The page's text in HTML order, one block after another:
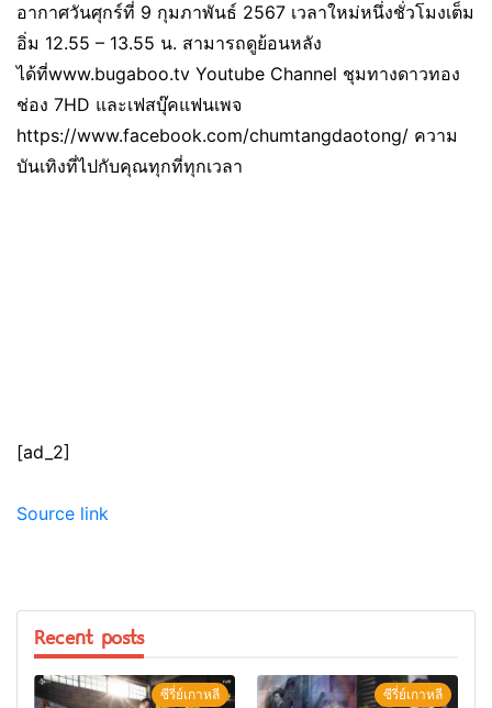
อากาศวันศุกร์ที่ 9 กุมภาพันธ์ 2567 เวลาใหม่หนึ่งชั่วโมงเต็ม
อิ่ม 12.55 – 13.55 น. สามารถดูย้อนหลัง
ได้ที่www.bugaboo.tv Youtube Channel ชุมทางดาวทอง
ช่อง 7HD และเฟสบุ๊คแฟนเพจ
https://www.facebook.com/chumtangdaotong/ ความ
บันเทิงที่ไปกับคุณทุกที่ทุกเวลา
[ad_2]
Source link
Recent posts
ซีรี่ย์เกาหลี ซีรี่ย์เกาหลี